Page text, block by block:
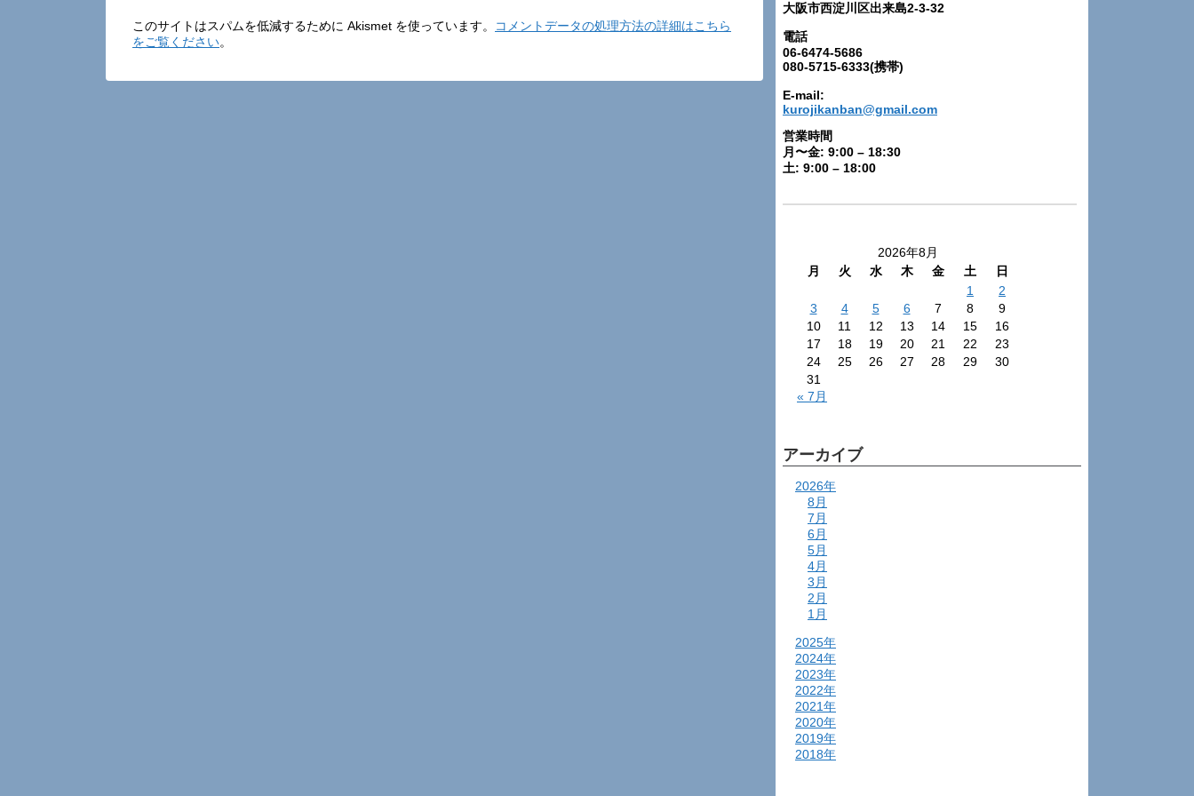
このサイトはスパムを低減するために Akismet を使っています。
コメントデータの処理方法の詳細はこちら
をご覧ください。
大阪市西淀川区出来島2-3-32
電話
06-6474-5686
080-5715-6333(携帯)
E-mail:
kurojikanban@gmail.com
営業時間
月〜金: 9:00 – 18:30
土: 9:00 – 18:00
2026年8月
月
火 水 木 金 土
日
1
2
3
4 5 6 7 8
9
10
11 12 13 14 15
16
17
18 19 20 21 22
23
24
25 26 27 28 29
30
31
« 7月
アーカイブ
2026年
8月
7月
6月
5月
4月
3月
2月
1月
2025年
2024年
2023年
2022年
2021年
2020年
2019年
2018年